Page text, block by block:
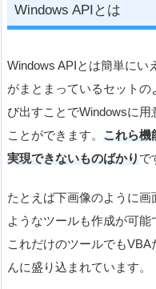
Windows APIとは
Windows APIとは簡単にい
がまとまっているセット
び出すことでWindowsに
ことができます。 これら機
実現できないものばかり で
たとえば下画像のように
ようなツールも作成が可能
これだけのツールでも
んに盛り込まれています。